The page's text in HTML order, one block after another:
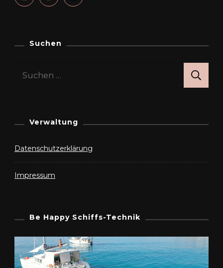
Suchen
Suchen
Verwaltung
Datenschutzerklärung
Impressum
Be Happy Schiffs-Technik